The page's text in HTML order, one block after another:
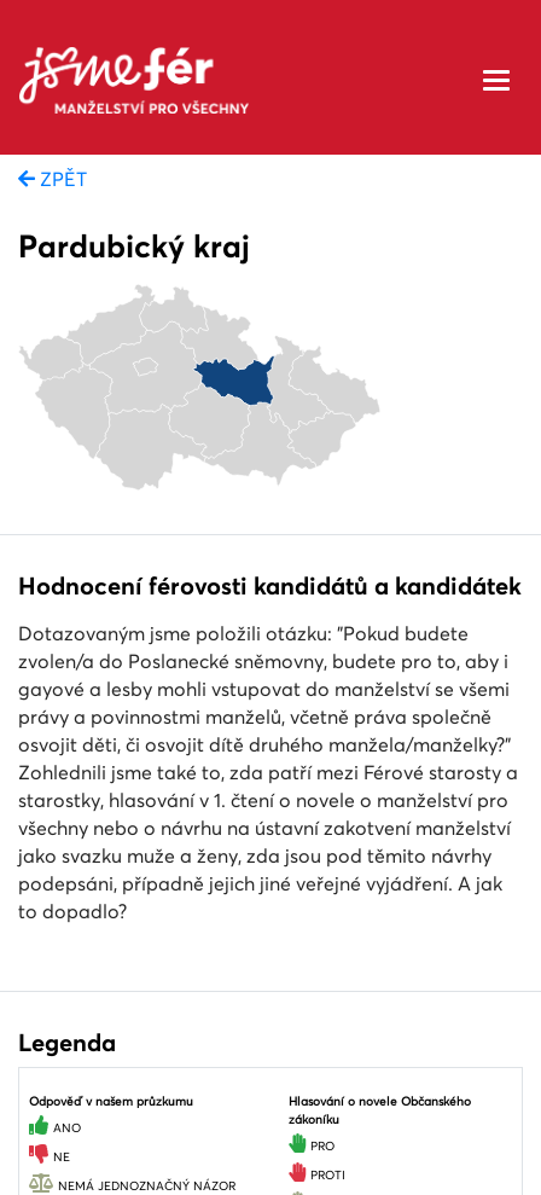
ZPĚT
Pardubický kraj
Hodnocení férovosti kandidátů a kandidátek
Dotazovaným jsme položili otázku: "Pokud budete
zvolen/a do Poslanecké sněmovny, budete pro to, aby i
gayové a lesby mohli vstupovat do manželství se všemi
právy a povinnostmi manželů, včetně práva společně
osvojit děti, či osvojit dítě druhého manžela/manželky?"
Zohlednili jsme také to, zda patří mezi Férové starosty a
starostky, hlasování v 1. čtení o novele o manželství pro
všechny nebo o návrhu na ústavní zakotvení manželství
jako svazku muže a ženy, zda jsou pod těmito návrhy
podepsáni, případně jejich jiné veřejné vyjádření. A jak
to dopadlo?
Legenda
Odpověď v našem průzkumu
ANO
NE
NEMÁ JEDNOZNAČNÝ NÁZOR
Hlasování o novele Občanského
zákoníku
PRO
PROTI